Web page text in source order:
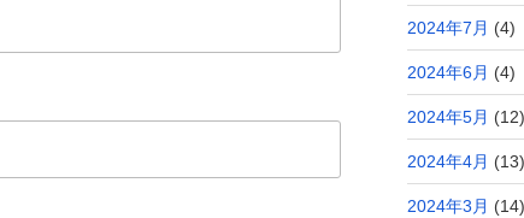
2024年7月 (4)
2024年6月 (4)
2024年5月 (12)
2024年4月 (13)
2024年3月 (14)